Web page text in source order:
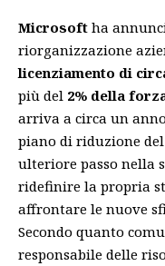
Microsoft ha
riorganizzazione
licenziamento di
più del 2% della
arriva a circa un
piano di riduzione
ulteriore passo nella
ridefinire la propria
affrontare le nuove
Secondo quanto
responsabile delle